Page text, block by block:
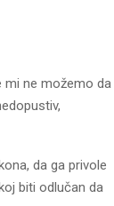
mi ne možemo da
da ga privole
biti odlučan da